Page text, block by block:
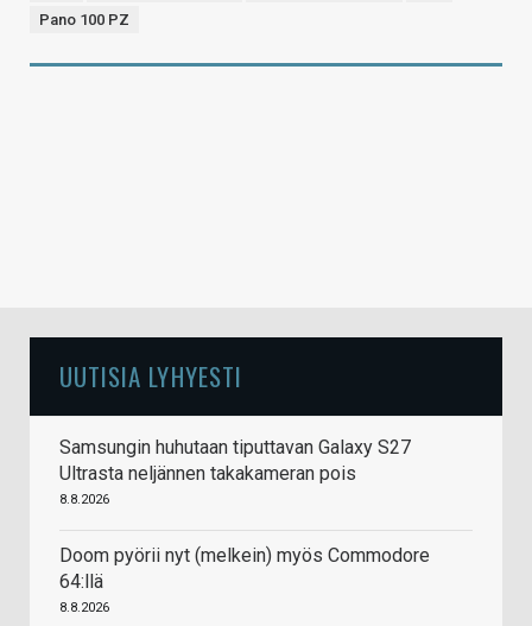
Pano 100 PZ
UUTISIA LYHYESTI
Samsungin huhutaan tiputtavan Galaxy S27
Ultrasta neljännen takakameran pois
8.8.2026
Doom pyörii nyt (melkein) myös Commodore
64:llä
8.8.2026